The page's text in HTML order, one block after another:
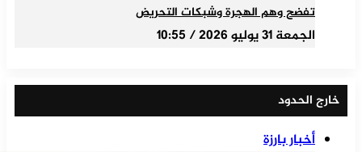
تفضح وهم الهجرة وشبكات التحريض
الجمعة 31 يوليو 2026 / 10:55
خارج الحدود
أخبار بارزة